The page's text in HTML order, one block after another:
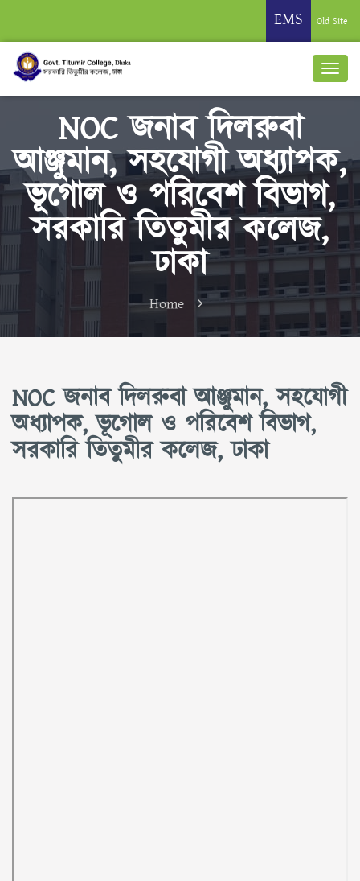
EMS Old Site
NOC জনাব দিলরুবা
আঞ্জুমান, সহযোগী অধ্যাপক,
ভূগোল ও পরিবেশ বিভাগ,
সরকারি তিতুমীর কলেজ,
ঢাকা
Home
NOC জনাব দিলরুবা আঞ্জুমান, সহযোগী
অধ্যাপক, ভূগোল ও পরিবেশ বিভাগ,
সরকারি তিতুমীর কলেজ, ঢাকা